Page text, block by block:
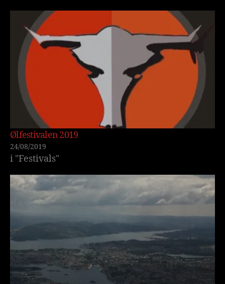
Ølfestivalen 2019
24/08/2019
i "Festivals"